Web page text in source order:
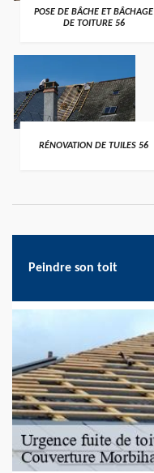
>
POSE DE BÂCHE ET BÂCHAGE
DE TOITURE 56
>
RÉNOVATION DE TUILES 56
Peindre son toit